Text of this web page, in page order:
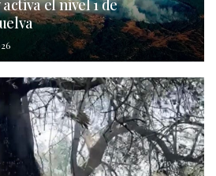
el nivel 1 de